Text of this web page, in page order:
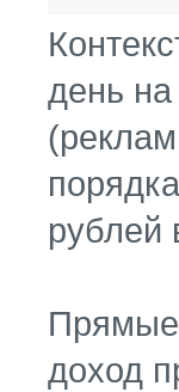
день
рублей
Прямые
доход